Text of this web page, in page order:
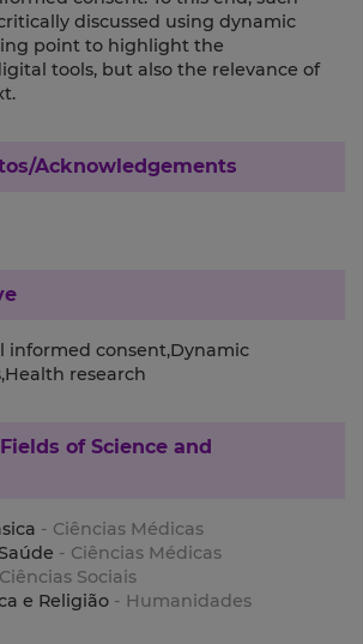
discussed using dynamic
point to highlight the
tools, but also the relevance of
Acknowledgements
informed consent,Dynamic
research
Fields of Science and
- Ciências Médicas
- Ciências Médicas
Sociais
e Religião - Humanidades